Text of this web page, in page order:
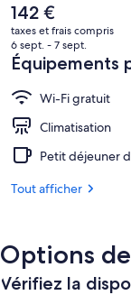
Le
prix
actuel
est
de
142 €.
142 €
taxes et frais compris
6 sept. - 7 sept.
Équipements
Wi-Fi gratuit
Climatisation
Petit déjeuner
Tout afficher
Options
Vérifiez la